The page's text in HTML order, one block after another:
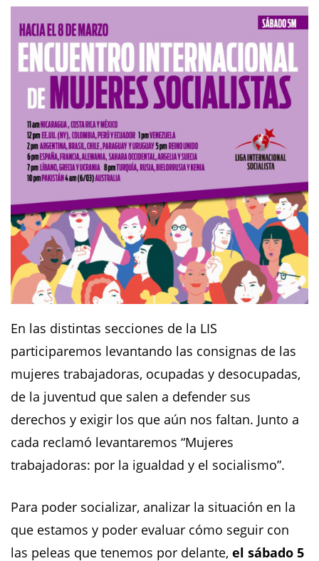
En las distintas secciones de la LIS
participaremos levantando las consignas de las
mujeres trabajadoras, ocupadas y desocupadas,
de la juventud que salen a defender sus
derechos y exigir los que aún nos faltan. Junto a
cada reclamó levantaremos “Mujeres
trabajadoras: por la igualdad y el socialismo”.
Para poder socializar, analizar la situación en la
que estamos y poder evaluar cómo seguir con
las peleas que tenemos por delante, el sábado 5